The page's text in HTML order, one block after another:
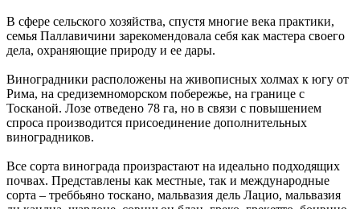
В сфере сельского хозяйства, спустя многие века практики,
семья Паллавичини зарекомендовала себя как мастера своего
дела, охраняющие природу и ее дары.
Виноградники расположены на живописных холмах к югу от
Рима, на средиземноморском побережье, на границе с
Тосканой. Лозе отведено 78 га, но в связи с повышением
спроса производится присоединение дополнительных
виноградников.
Все сорта винограда произрастают на идеально подходящих
почвах. Представлены как местные, так и международные
сорта – треббьяно тоскано, мальвазия дель Лацио, мальвазия